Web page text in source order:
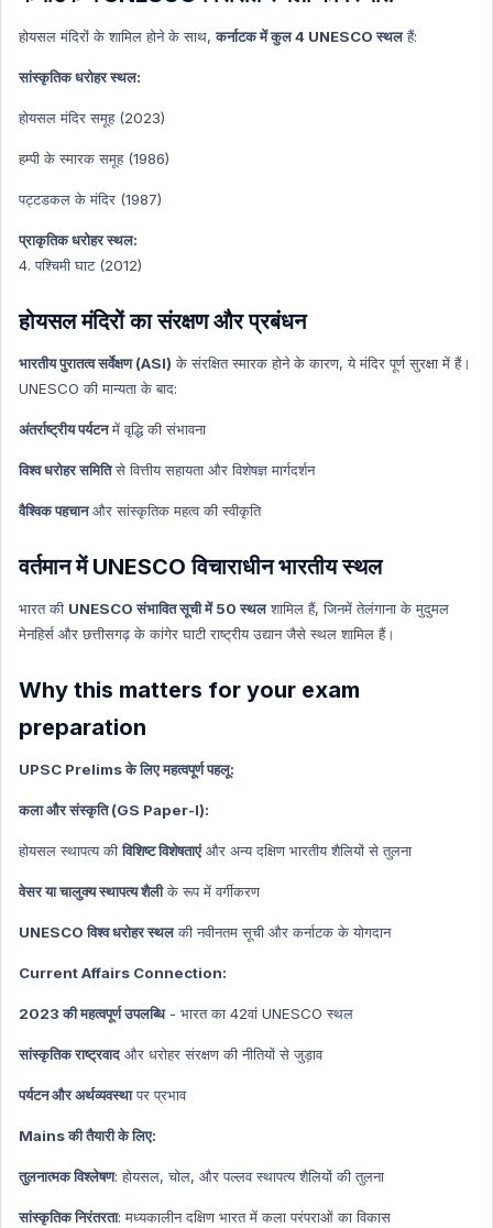
होयसल मंदिरों के शामिल होने के साथ,कर्नाटक में कुल 4 UNESCO स्थलहैं:
सांस्कृतिक धरोहर स्थल:
होयसल मंदिर समूह (2023)
हम्पी के स्मारक समूह (1986)
पट्टडकल के मंदिर (1987)
प्राकृतिक धरोहर स्थल:
4. पश्चिमी घाट (2012)
होयसल मंदिरों का संरक्षण और प्रबंधन
भारतीय पुरातत्व सर्वेक्षण (ASI) के संरक्षित स्मारक होने के कारण, ये मंदिर पूर्ण सुरक्षा में हैं।
UNESCO की मान्यता के बाद:
अंतर्राष्ट्रीय पर्यटनमें वृद्धि की संभावना
विश्व धरोहर समितिसे वित्तीय सहायता और विशेषज्ञ मार्गदर्शन
वैश्विक पहचानऔर सांस्कृतिक महत्व की स्वीकृति
वर्तमान में UNESCO विचाराधीन भारतीय स्थल
भारत की UNESCO संभावित सूची में 50 स्थलशामिल हैं, जिनमें तेलंगाना के मुदुमल
मेनहिर्स और छत्तीसगढ़ के कांगेर घाटी राष्ट्रीय उद्यान जैसे स्थल शामिल हैं।
Why this matters for your exam
preparation
UPSC Prelims के लिए महत्वपूर्ण पहलू:
कला और संस्कृति (GS Paper-I):
होयसल स्थापत्य कीविशिष्ट विशेषताएंऔर अन्य दक्षिण भारतीय शैलियों से तुलना
वेसर या चालुक्य स्थापत्य शैलीके रूप में वर्गीकरण
UNESCO विश्व धरोहर स्थलकी नवीनतम सूची और कर्नाटक के योगदान
Current Affairs Connection:
2023 की महत्वपूर्ण उपलब्धि- भारत का 42वां UNESCO स्थल
सांस्कृतिक राष्ट्रवादऔर धरोहर संरक्षण की नीतियों से जुड़ाव
पर्यटन और अर्थव्यवस्थापर प्रभाव
Mains की तैयारी के लिए:
तुलनात्मक विश्लेषण: होयसल, चोल, और पल्लव स्थापत्य शैलियों की तुलना
सांस्कृतिक निरंतरता: मध्यकालीन दक्षिण भारत में कला परंपराओं का विकास